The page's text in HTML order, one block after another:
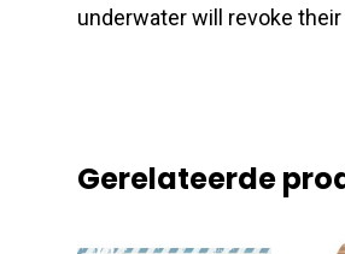
underwater will revoke their
Gerelateerde